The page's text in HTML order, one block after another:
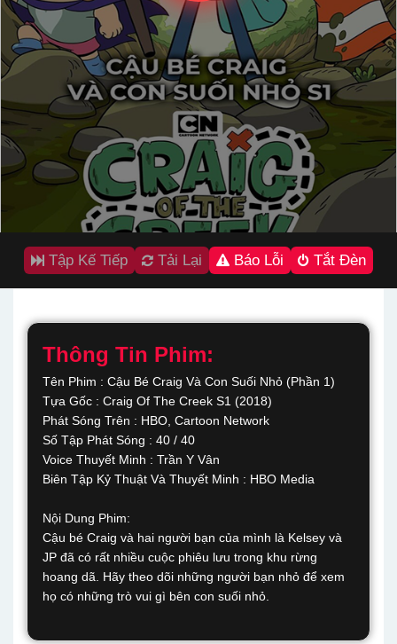
Tập Kế Tiếp Tải Lại Báo Lỗi Tắt Đèn
Thông Tin Phim:
Tên Phim : Cậu Bé Craig Và Con Suối Nhỏ (Phần 1)
Tựa Gốc : Craig Of The Creek S1 (2018)
Phát Sóng Trên : HBO, Cartoon Network
Số Tập Phát Sóng : 40 / 40
Voice Thuyết Minh : Trần Y Vân
Biên Tập Kỷ Thuật Và Thuyết Minh : HBO Media
Nội Dung Phim:
Cậu bé Craig và hai người bạn của mình là Kelsey và
JP đã có rất nhiều cuộc phiêu lưu trong khu rừng
hoang dã. Hãy theo dõi những người bạn nhỏ để xem
họ có những trò vui gì bên con suối nhỏ.